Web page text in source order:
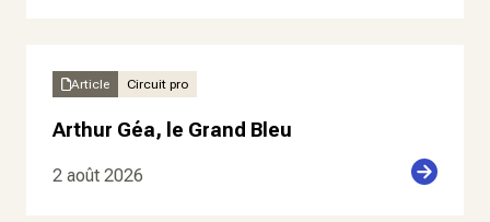
Article Circuit pro
Arthur Géa, le Grand Bleu
2 août 2026